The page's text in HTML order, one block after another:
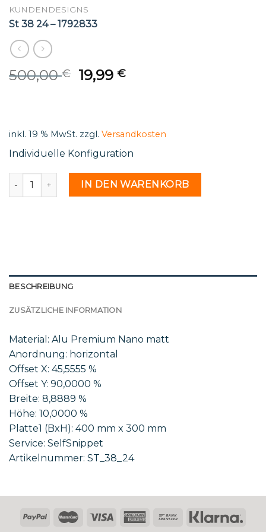
KUNDENDESIGNS
St 38 24 – 1792833
500,00€
Original
price
19,99€Current
inkl. 19 % MwSt. zzgl. Versandkosten
Individuelle Konfiguration
St 38 24 - 1792833 MengeIN DEN WARENKORB
BESCHREIBUNG
ZUSÄTZLICHE INFORMATION
Material: Alu Premium Nano matt
Anordnung: horizontal
Offset X: 45,5555 %
Offset Y: 90,0000 %
Breite: 8,8889 %
Höhe: 10,0000 %
Platte1 (BxH): 400 mm x 300 mm
Service: SelfSnippet
Artikelnummer: ST_38_24